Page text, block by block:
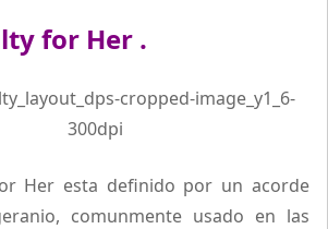
for Her.
Her esta definido por un acorde
comunmente usado en las